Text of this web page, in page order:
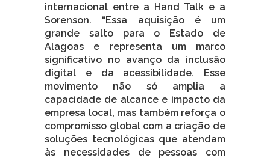
internacional entre a Hand Talk e a
Sorenson. “Essa aquisição é um
grande salto para o Estado de
Alagoas e representa um marco
significativo no avanço da inclusão
digital e da acessibilidade. Esse
movimento não só amplia a
capacidade de alcance e impacto da
empresa local, mas também reforça o
compromisso global com a criação de
soluções tecnológicas que atendam
às necessidades de pessoas com